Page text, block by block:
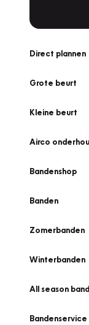
Direct plannen
Grote beurt
Kleine beurt
Airco
Bandenshop
Banden
Zomerbanden
Winterbanden
All season
Bandenservice